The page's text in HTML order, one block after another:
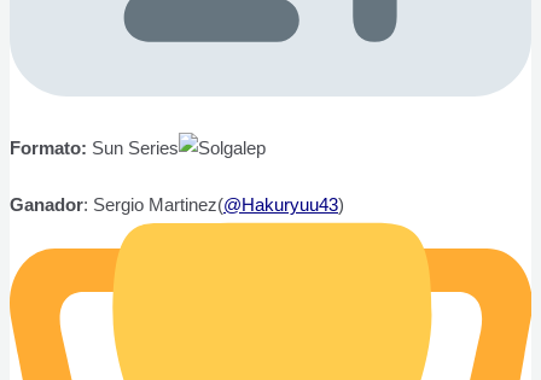
Formato: Sun Series
Ganador: Sergio Martinez(@Hakuryuu43)